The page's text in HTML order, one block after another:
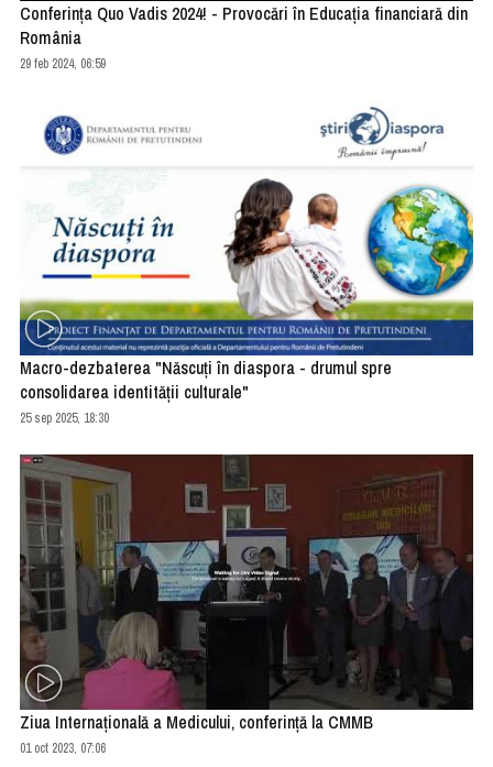
Conferinţa Quo Vadis 2024! - Provocări în Educația financiară din
România
29 feb 2024, 06:59
Macro-dezbaterea "Născuți în diaspora - drumul spre
consolidarea identității culturale"
25 sep 2025, 18:30
Ziua Internaţională a Medicului, conferinţă la CMMB
01 oct 2023, 07:06